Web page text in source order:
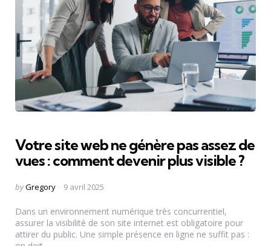
Votre site web ne génère pas assez de
vues : comment devenir plus visible ?
Posted
byGregory 9 avril 2025
Dans un environnement numérique très concurrentiel,
assurer la visibilité de son site internet est obligatoire pour
attirer du public. Une simple présence en ligne ne suffit pas :